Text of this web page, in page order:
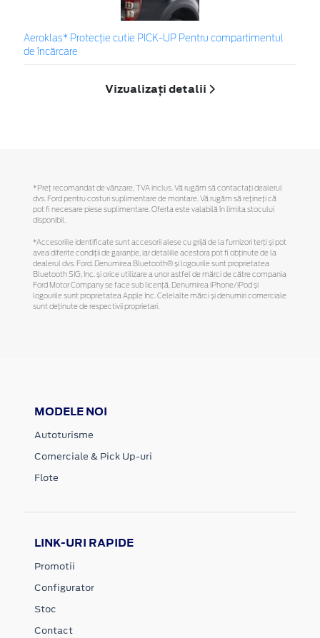
Aeroklas* Protecţie cutie PICK-UP Pentru compartimentul
de încărcare
Vizualizați detalii
*Preţ recomandat de vânzare, TVA inclus. Vă rugăm să contactaţi dealerul
dvs. Ford pentru costuri suplimentare de montare. Vă rugăm să reţineţi că
pot fi necesare piese suplimentare. Oferta este valabilă în limita stocului
disponibil.
*Accesoriile identificate sunt accesorii alese cu grijă de la furnizori terți și pot
avea diferite condiții de garanție, iar detaliile acestora pot fi obținute de la
dealerul dvs. Ford. Denumirea Bluetooth® și logourile sunt proprietatea
Bluetooth SIG, Inc. și orice utilizare a unor astfel de mărci de către compania
Ford Motor Company se face sub licență. Denumirea iPhone/iPod și
logourile sunt proprietatea Apple Inc. Celelalte mărci și denumiri comerciale
sunt deținute de respectivii proprietari.
MODELE NOI
Autoturisme
Comerciale & Pick Up-uri
Flote
LINK-URI RAPIDE
Promotii
Configurator
Stoc
Contact